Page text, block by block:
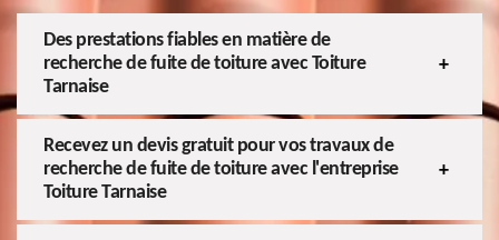
Des prestations fiables en matière de
recherche de fuite de toiture avec Toiture
Tarnaise
Recevez un devis gratuit pour vos travaux de
recherche de fuite de toiture avec l'entreprise
Toiture Tarnaise